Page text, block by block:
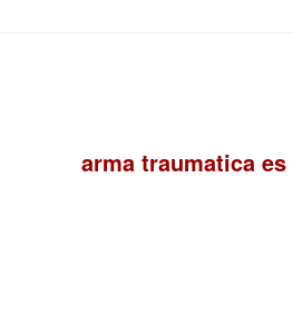
Siguiente:
arma traumatica